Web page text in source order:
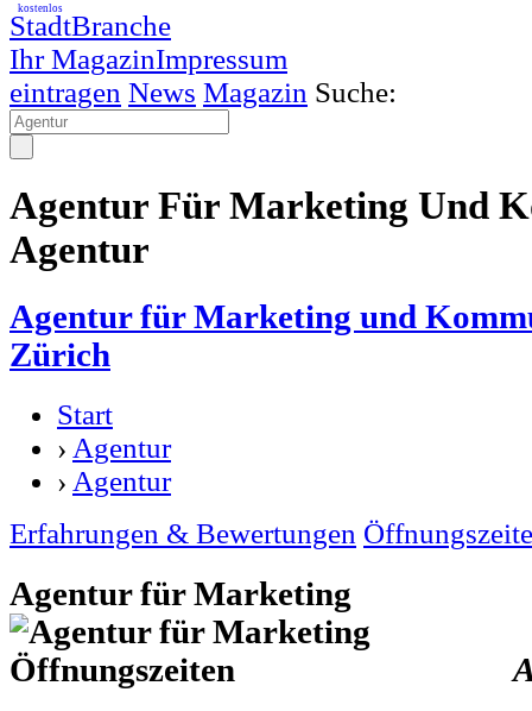
StadtBranche
Ihr MagazinImpressum
kostenlos
eintragen News Magazin Suche:
Agentur Für Marketing Und
Agentur
Agentur für Marketing und
Zürich
Start
› Agentur
› Agentur
Erfahrungen & Bewertungen
Agentur für Marketing